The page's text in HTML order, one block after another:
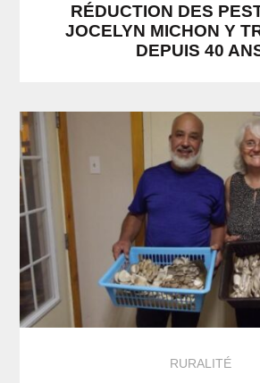
RÉDUCTION DES
JOCELYN MICHON Y
DEPUIS 40
RURALITÉ